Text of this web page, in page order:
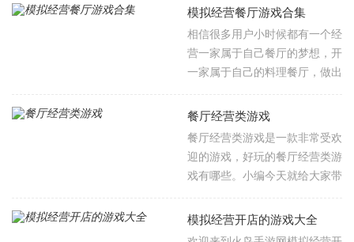
在积雪、泥泞与沙石中挣扎的细
腻反馈，动态天气系统更会突降
暴雨改变赛道特性。无论是精心
调校车辆参与职业锦标赛，还是
线，每场竞赛都是技术与勇气的
双重考验。现在就握紧方向盘，
在涡轮的嘶吼与飞扬的砾石中，
开启属于您的拉力传奇！
款游戏都以氮气加速的爆发力、
轮胎抓地力的细腻变化与警车追
逐的紧张感为核心，您需要精准
把握入弯与出弯的时机、利用尾
尽时的焦虑与全速冲线时的狂喜
交织在一起，构成了最纯粹的街
头竞速体验。部分作品更提供了
深度改装系统，让您从引擎调校
车。感兴趣的朋友快来火鸟手游
网下载体验吧！
模拟经营餐厅游戏合集
相信很多用户小时候都有一个经
营一家属于自己餐厅的梦想，开
一家属于自己的料理餐厅，做出
餐。意大利菜等等超多菜系，超
多美食收获顾客好评，本站精选
多款好玩的模拟经营餐厅游戏，
玩家需完成选址、装修、菜单设
运营环节维持餐厅运转。服务顾
餐厅经营类游戏
餐厅经营类游戏是一款非常受欢
迎的游戏，好玩的餐厅经营类游
戏有哪些。小编今天就给大家带
营类游戏大全，也是餐厅经营类
游戏排行榜，里面有着多款好玩
模拟经营开店的游戏大全